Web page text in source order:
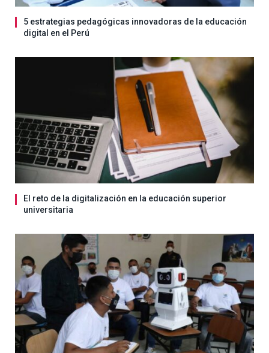
5 estrategias pedagógicas innovadoras de la educación
digital en el Perú
El reto de la digitalización en la educación superior
universitaria